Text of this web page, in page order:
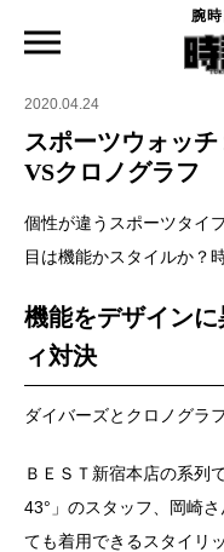
腕
スポーツウォッチ１本持つなら
2020.04.24
スポーツウォッ
VSクロノグラフ
個性が違うスポーツタイ
目は機能かスタイルか？
機能をデザイン
ィ対決
ダイバーズとクロノグラ
ＢＥＳＴ新宿本店の系列
43°」のスタッフ、岡崎
ても着用できるスタイリ